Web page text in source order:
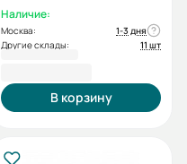
(IBRW 10-20/30)
Наличие:
Москва:
1-3 дня
Другие склады:
11 шт
В корзину